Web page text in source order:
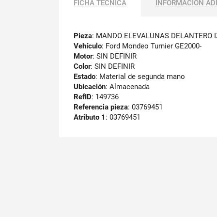
FICHA TÉCNICA INFORMACIÓN
Pieza: MANDO ELEVALUNAS DELANTERO
Vehículo: Ford Mondeo Turnier GE2000-
Motor: SIN DEFINIR
Color: SIN DEFINIR
Estado: Material de segunda mano
Ubicación: Almacenada
RefID: 149736
Referencia pieza: 03769451
Atributo 1 : 03769451